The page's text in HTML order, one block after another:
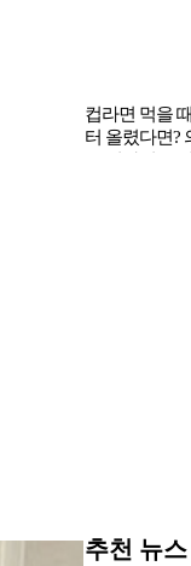
컵라면 먹을
터 올렸다면?
추천 뉴스